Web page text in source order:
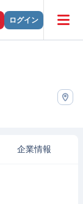
ログイン
企業情報